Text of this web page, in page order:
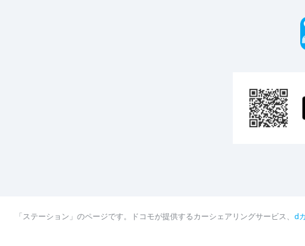
「ステーション」のページです。ドコモが提供するカーシェアリングサービス、 d